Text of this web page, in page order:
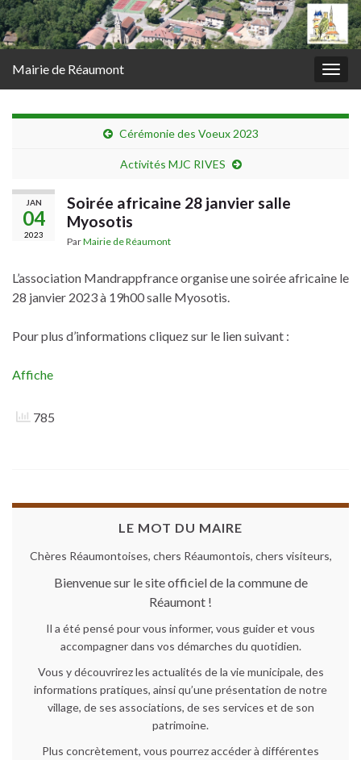
Mairie de Réaumont
Cérémonie des Voeux 2023
Activités MJC RIVES
JAN
04
2023
Soirée africaine 28 janvier salle
Myosotis
ParMairie de Réaumont
L’association Mandrappfrance organise une soirée africaine le
28 janvier 2023 à 19h00 salle Myosotis.
Pour plus d’informations cliquez sur le lien suivant :
Affiche
785
LE MOT DU MAIRE
Chères Réaumontoises, chers Réaumontois, chers visiteurs,
Bienvenue sur le site officiel de la commune de
Réaumont !
Il a été pensé pour vous informer, vous guider et vous
accompagner dans vos démarches du quotidien.
Vous y découvrirez les actualités de la vie municipale, des
informations pratiques, ainsi qu’une présentation de notre
village, de ses associations, de ses services et de son
patrimoine.
Plus concrètement, vous pourrez accéder à différentes